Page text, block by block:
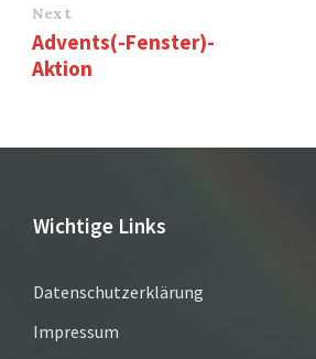
Next
Advents(-Fenster)-
Aktion
Wichtige Links
Datenschutzerklärung
Impressum